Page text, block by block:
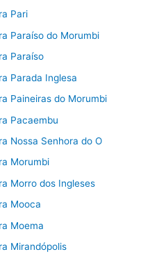
Pari
Paraíso do Morumbi
Paraíso
Parada Inglesa
Paineiras do Morumbi
Pacaembu
Nossa Senhora do O
Morumbi
Morro dos Ingleses
Mooca
Moema
Mirandópolis